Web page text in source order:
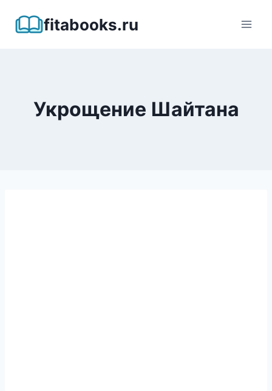
fitabooks.ru
Укрощение Шайтана